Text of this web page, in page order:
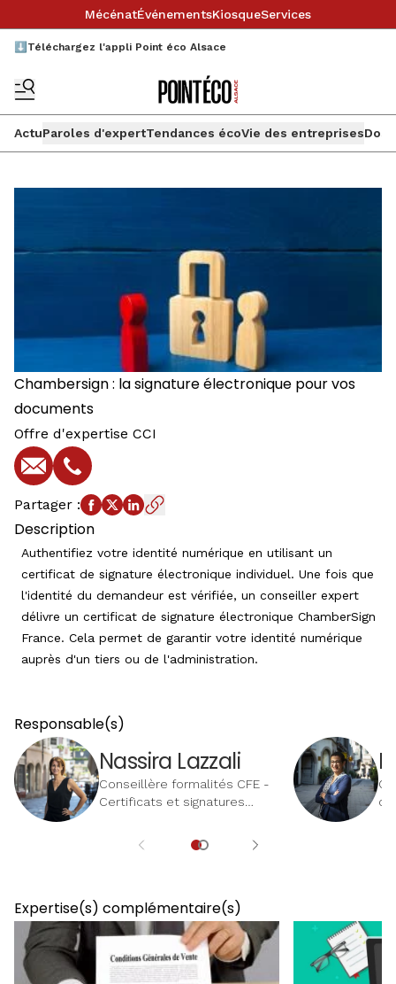
MécénatÉvénementsKiosqueServices
⬇️Téléchargez l'appli Point éco Alsace
ActuParoles d'expertTendances écoVie des entreprises
Chambersign : la signature électronique pour vos
documents
Offre d'expertise CCI
E-mailTéléphone
Partager :
Description
Authentifiez votre identité numérique en utilisant un
certificat de signature électronique individuel. Une fois que
l'identité du demandeur est vérifiée, un conseiller expert
délivre un certificat de signature électronique ChamberSign
France. Cela permet de garantir votre identité numérique
auprès d'un tiers ou de l'administration.
Responsable(s)
Nassira Lazzali
Conseillère formalités CFE -
Certificats et signatures
Expertise(s) complémentaire(s)